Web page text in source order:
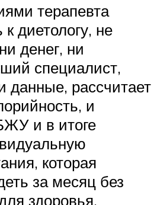
терапевта
диетологу, не
денег, ни
специалист,
данные, рассчитает
и
и в итоге
которая
за месяц без
здоровья.